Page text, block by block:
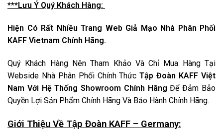
***Lưu Ý Quý Khách Hàng:
Hiện Có Rất Nhiều Trang Web Giả Mạo Nhà Phân Phối
KAFF Vietnam Chính Hãng.
Quý Khách Hàng Nên Tham Khảo Và Chỉ Mua Hàng Tại
Webside Nhà Phân Phối Chính ThứcTập Đoàn KAFF Việt
Nam Với Hệ Thống Showroom Chính Hãng Để Đảm Bảo
Quyền Lợi Sản Phẩm Chính Hãng Và Bảo Hành Chính Hãng.
Giới Thiệu Về Tập Đoàn KAFF – Germany: